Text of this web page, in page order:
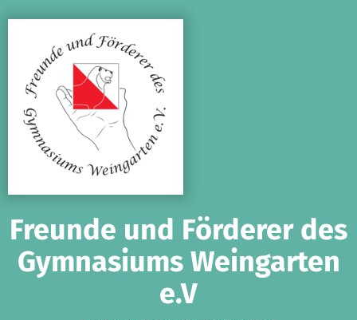
Freunde und Förderer des
Gymnasiums Weingarten
e.V